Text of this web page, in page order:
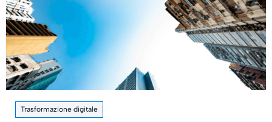
Trasformazione digitale